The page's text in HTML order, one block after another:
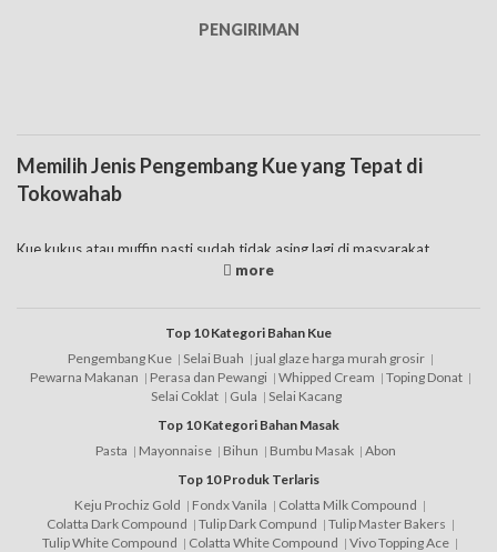
PENGIRIMAN
Memilih Jenis Pengembang Kue yang Tepat di
Tokowahab
Kue kukus atau muffin pasti sudah tidak asing lagi di masyarakat,
bentuknya yang mengembang, rasanya nikmat menjadi ciri khas sendiri.
dalam dunia baking. Bukan hanya dua jenis kue itu saja tetapi masih ada
menggunakan pengembang roti ataupun kue yang pasti Anda harus
paham seperti apa jenis yang tepat. Hal itu dikarenakan pasaran saat ini
menjual banyak jenis pengembang, ketahuilah ciri pengembang kue
yang bagus supaya tidak salah memilih.
seperti sekarang ini, pembuatan spiku, sponge cake sampai dengan kue
lapis menggunakanbaking soda. Namun seiring perkembangannya,
bahan pengembang kue sp lebih banyak dipilih karena memang hasilnya
jauh lebih bagus. TBM, ovalet sponge28 merupakan sejenis
Top 10 Kategori Bahan Kue
Pengembang Kue
Selai Buah
jual glaze harga murah grosir
Pewarna Makanan
Perasa dan Pewangi Whipped Cream
Toping Donat
Selai Coklat
Gula
Selai Kacang
Top 10 Kategori Bahan Masak
Pasta
Mayonnaise Bihun Bumbu Masak
Abon
Top 10 Produk Terlaris
Keju Prochiz Gold
Fondx Vanila
Colatta Milk Compound
Colatta Dark Compound
Tulip Dark Compund
Tulip Master Bakers
Tulip White Compound
Colatta White Compound Vivo Topping Ace